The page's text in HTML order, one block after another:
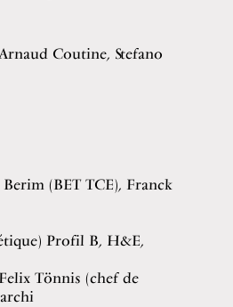
Coutine, Stefano
(BET TCE), Franck
Profil B, H&E,
Tönnis (chef de